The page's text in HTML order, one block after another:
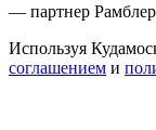
— партнер
Используя
соглашением и